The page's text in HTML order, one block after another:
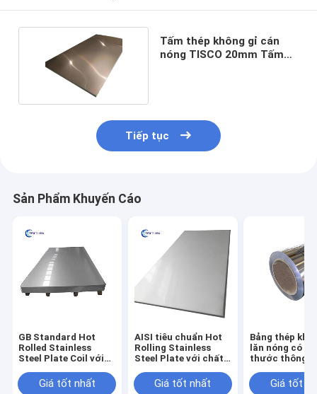
Tấm thép không gỉ cán
nóng TISCO 20mm Tấm
Tiếp tục
Sản Phẩm Khuyến Cáo
GB Standard Hot
Rolled Stainless
Steel Plate Coil với
Giá tốt nhất
AISI tiêu chuẩn Hot
Rolling Stainless
Steel Plate với chất
FinishGiá tốt nhất
Bảng thép
lăn nóng có
thước thông
trữ và giao
Giá tốt